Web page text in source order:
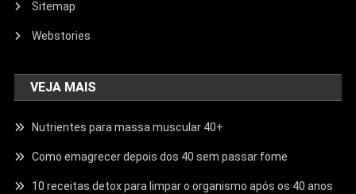
Sitemap
Webstories
VEJA MAIS
Nutrientes para massa muscular 40+
Como emagrecer depois dos 40 sem passar fome
10 receitas detox para limpar o organismo após os 40 anos